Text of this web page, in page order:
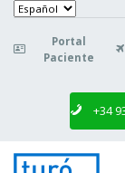
Elegir

Portal
Paciente
+34